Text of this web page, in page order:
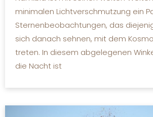
minimalen Lichtverschmutzung ein
Sternenbeobachtungen, das
sich danach sehnen, mit dem
treten. In diesem abgelegenen
die Nacht ist